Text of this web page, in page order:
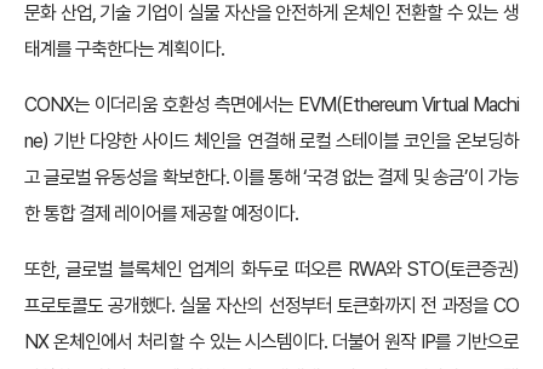
문화 산업, 기술 기업이 실물 자산을 안전하게 온체인 전환할 수 있는 생
태계를 구축한다는 계획이다.
CONX는 이더리움 호환성 측면에서는 EVM(Ethereum Virtual Machi
ne) 기반 다양한 사이드 체인을 연결해 로컬 스테이블 코인을 온보딩하
고 글로벌 유동성을 확보한다. 이를 통해 ‘국경 없는 결제 및 송금’이 가능
한 통합 결제 레이어를 제공할 예정이다.
또한, 글로벌 블록체인 업계의 화두로 떠오른 RWA와 STO(토큰증권)
프로토콜도 공개했다. 실물 자산의 선정부터 토큰화까지 전 과정을 CO
NX 온체인에서 처리할 수 있는 시스템이다. 더불어 원작 IP를 기반으로